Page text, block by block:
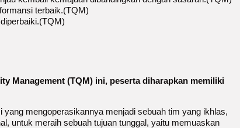
terbaik.(TQM)
Management (TQM) ini, peserta diharapkan memiliki
mengoperasikannya menjadi sebuah tim yang ikhlas,
untuk meraih sebuah tujuan tunggal, yaitu memuaskan